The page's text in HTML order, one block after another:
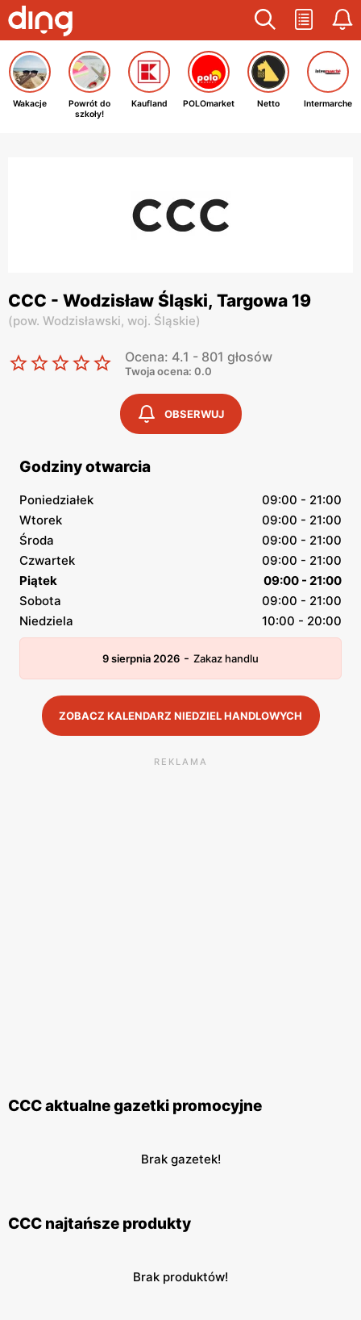
Wakacje
Powrót do
szkoły!
Kaufland POLOmarket Netto Intermarche
CCC - Wodzisław Śląski, Targowa 19
(pow. Wodzisławski, woj. Śląskie)
Ocena: 4.1 - 801 głosów
Twoja ocena: 0.0
OBSERWUJ
Godziny otwarcia
Poniedziałek
09:00 - 21:00
Wtorek
09:00 - 21:00
Środa
09:00 - 21:00
Czwartek
09:00 - 21:00
Piątek
09:00 - 21:00
Sobota
09:00 - 21:00
Niedziela
10:00 - 20:00
9 sierpnia 2026 - Zakaz handlu
ZOBACZ KALENDARZ NIEDZIEL HANDLOWYCH
REKLAMA
CCC aktualne gazetki promocyjne
Brak gazetek!
CCC najtańsze produkty
Brak produktów!